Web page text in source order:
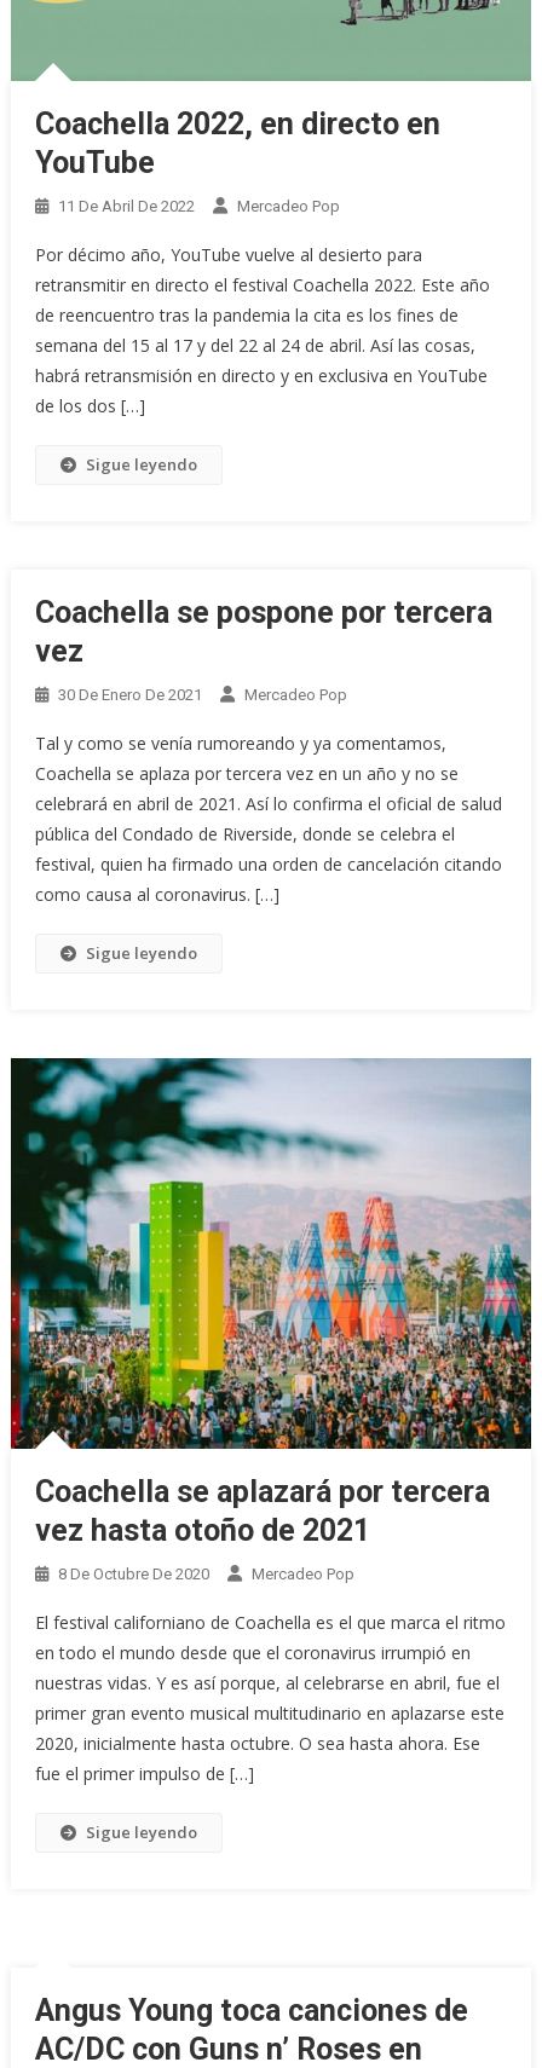
Coachella 2022, en directo en
YouTube
11 De Abril De 2022 Mercadeo Pop
Por décimo año, YouTube vuelve al desierto para
retransmitir en directo el festival Coachella 2022. Este año
de reencuentro tras la pandemia la cita es los fines de
semana del 15 al 17 y del 22 al 24 de abril. Así las cosas,
habrá retransmisión en directo y en exclusiva en YouTube
de los dos […]
Sigue leyendo
Coachella se pospone por tercera
vez
30 De Enero De 2021 Mercadeo Pop
Tal y como se venía rumoreando y ya comentamos,
Coachella se aplaza por tercera vez en un año y no se
celebrará en abril de 2021. Así lo confirma el oficial de salud
pública del Condado de Riverside, donde se celebra el
festival, quien ha firmado una orden de cancelación citando
como causa al coronavirus. […]
Sigue leyendo
Coachella se aplazará por tercera
vez hasta otoño de 2021
8 De Octubre De 2020 Mercadeo Pop
El festival californiano de Coachella es el que marca el ritmo
en todo el mundo desde que el coronavirus irrumpió en
nuestras vidas. Y es así porque, al celebrarse en abril, fue el
primer gran evento musical multitudinario en aplazarse este
2020, inicialmente hasta octubre. O sea hasta ahora. Ese
fue el primer impulso de […]
Sigue leyendo
Angus Young toca canciones de
AC/DC con Guns n’ Roses en